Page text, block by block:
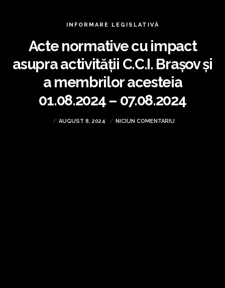
INFORMARE LEGISLATIVĂ
Acte normative cu impact
asupra activității C.C.I. Brașov și
a membrilor acesteia
01.08.2024 – 07.08.2024
AUGUST 8, 2024 NICIUN COMENTARIU